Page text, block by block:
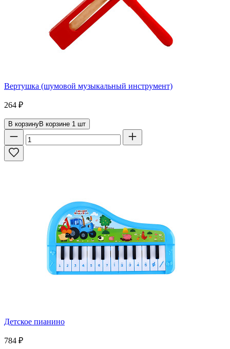
Вертушка (шумовой музыкальный инструмент)
264 ₽
В корзинуВ корзине 1 шт
Детское пианино
784 ₽